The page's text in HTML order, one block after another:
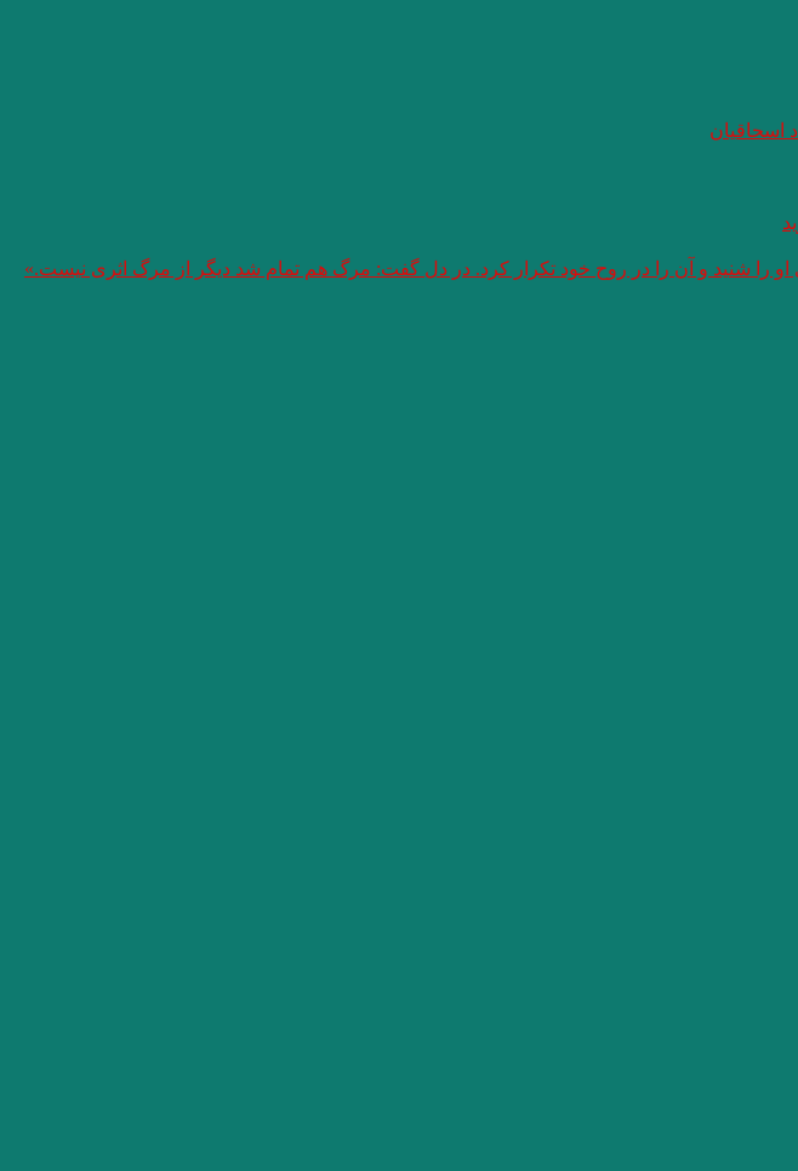
اسحاقیان
را شنید و آن را در روح خود تکرار کرد. در دل گفت: مرگ هم تمام شد دیگر از مرگ اثری نیست.»